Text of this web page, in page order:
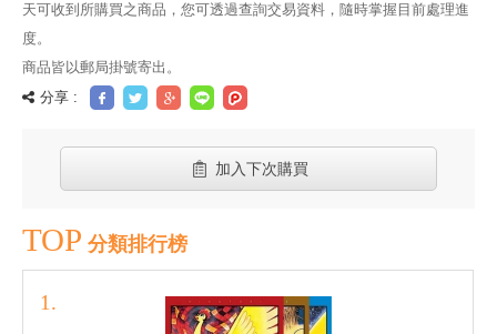
天可收到所購買之商品，您可透過查詢交易資料，隨時掌握目前處理進
度。
商品皆以郵局掛號寄出。
分享 :
加入下次購買
TOP 分類排行榜